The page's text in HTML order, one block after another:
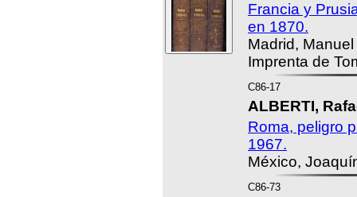
Francia y
en 1870.
Madrid,
Imprenta de
C86-17
ALBERTI,
Roma, peligro
1967.
México,
C86-73